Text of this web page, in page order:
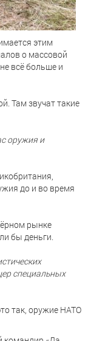
этим
о массовой
всё больше и
Там звучат такие
оружия и
до и во время
рынке
бы деньги.
специальных
так, оружие НАТО